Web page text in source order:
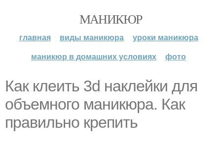
МАНИКЮР
главная виды маникюра
уроки маникюра
маникюр в домашних условиях
фото
Как клеить 3d наклейки для
объемного маникюра. Как
правильно крепить